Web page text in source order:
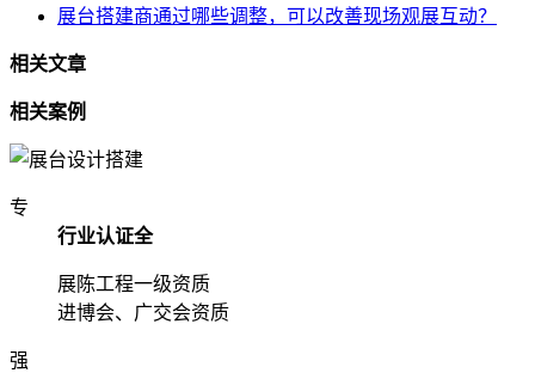
展台搭建商通过哪些调整，可以改善现场观展互动？
相关文章
相关案例
专
行业认证全
展陈工程一级资质
进博会、广交会资质
强